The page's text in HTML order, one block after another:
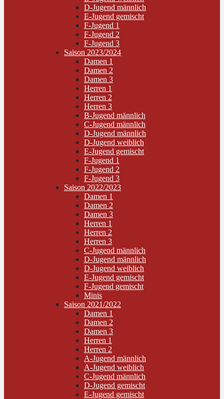
D-Jugend männlich
E-Jugend gemischt
F-Jugend 1
F-Jugend 2
F-Jugend 3
Saison 2023/2024
Damen 1
Damen 2
Damen 3
Herren 1
Herren 2
Herren 3
B-Jugend männlich
C-Jugend männlich
D-Jugend männlich
D-Jugend weiblich
E-Jugend gemischt
F-Jugend 1
F-Jugend 2
F-Jugend 3
Saison 2022/2023
Damen 1
Damen 2
Damen 3
Herren 1
Herren 2
Herren 3
C-Jugend männlich
D-Jugend männlich
D-Jugend weiblich
E-Jugend gemischt
F-Jugend gemischt
Minis
Saison 2021/2022
Damen 1
Damen 2
Damen 3
Herren 1
Herren 2
A-Jugend männlich
A-Jugend weiblich
C-Jugend männlich
D-Jugend gemischt
E-Jugend gemischt